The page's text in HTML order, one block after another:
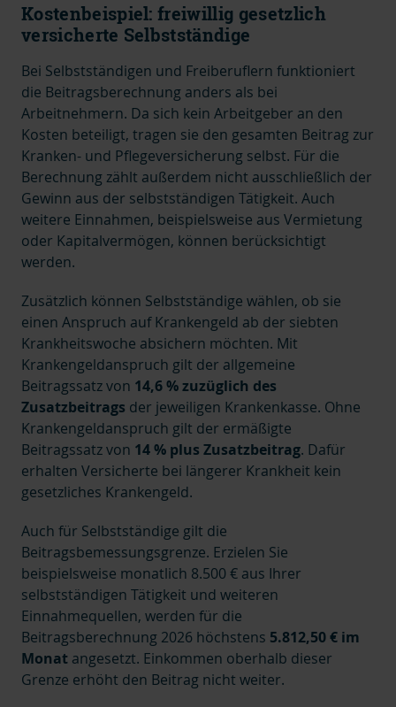
Kostenbeispiel: freiwillig gesetzlich
versicherte Selbstständige
Bei Selbstständigen und Freiberuflern funktioniert
die Beitragsberechnung anders als bei
Arbeitnehmern. Da sich kein Arbeitgeber an den
Kosten beteiligt, tragen sie den gesamten Beitrag zur
Kranken- und Pflegeversicherung selbst. Für die
Berechnung zählt außerdem nicht ausschließlich der
Gewinn aus der selbstständigen Tätigkeit. Auch
weitere Einnahmen, beispielsweise aus Vermietung
oder Kapitalvermögen, können berücksichtigt
werden.
Zusätzlich können Selbstständige wählen, ob sie
einen Anspruch auf Krankengeld ab der siebten
Krankheitswoche absichern möchten. Mit
Krankengeldanspruch gilt der allgemeine
Beitragssatz von 14,6 % zuzüglich des
Zusatzbeitrags der jeweiligen Krankenkasse. Ohne
Krankengeldanspruch gilt der ermäßigte
Beitragssatz von 14 % plus Zusatzbeitrag. Dafür
erhalten Versicherte bei längerer Krankheit kein
gesetzliches Krankengeld.
Auch für Selbstständige gilt die
Beitragsbemessungsgrenze. Erzielen Sie
beispielsweise monatlich 8.500 € aus Ihrer
selbstständigen Tätigkeit und weiteren
Einnahmequellen, werden für die
Beitragsberechnung 2026 höchstens 5.812,50 € im
Monat angesetzt. Einkommen oberhalb dieser
Grenze erhöht den Beitrag nicht weiter.